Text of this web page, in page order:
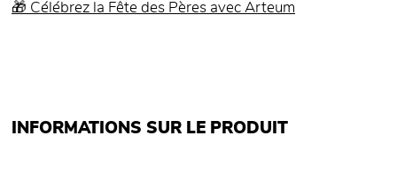
🎁 Célébrez la Fête des Pères avec Arteum
INFORMATIONS SUR LE PRODUIT